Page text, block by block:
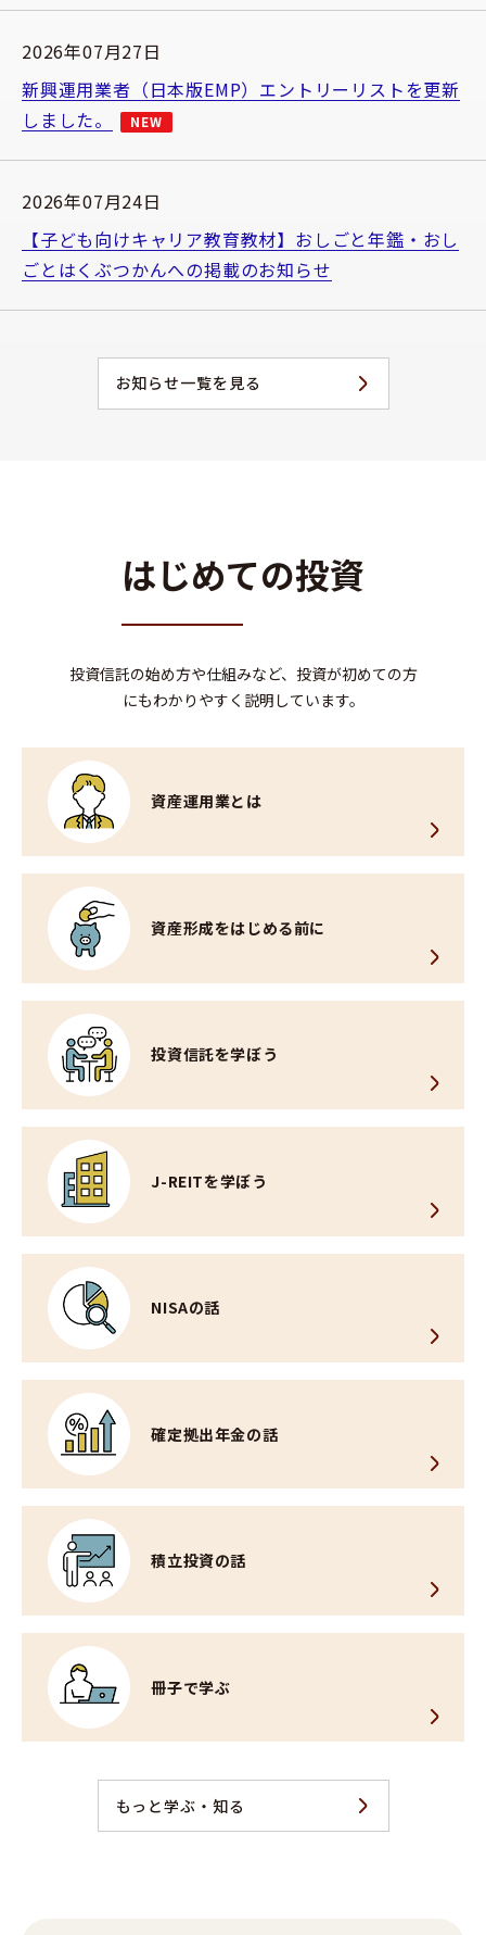
2026年07月27日
新興運用業者（日本版EMP）エントリーリストを更新
しました。
NEW
2026年07月24日
【子ども向けキャリア教育教材】おしごと年鑑・おし
ごとはくぶつかんへの掲載のお知らせ
お知らせ一覧を見る
はじめての投資
投資信託の始め方や仕組みなど、投資が初めての方
にもわかりやすく説明しています。
資産運用業とは
資産形成をはじめる前に
投資信託を学ぼう
J-REITを学ぼう
NISAの話
確定拠出年金の話
積立投資の話
冊子で学ぶ
もっと学ぶ・知る